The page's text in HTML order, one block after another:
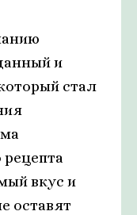
и
стал
вкус и
оставят